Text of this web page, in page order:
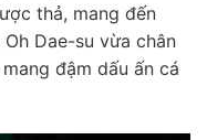
thả, mang đến
Dae-su vừa chân
đậm dấu ấn cá